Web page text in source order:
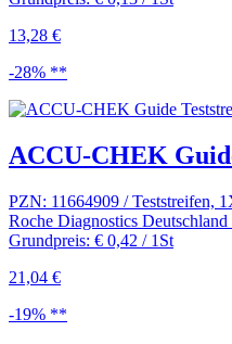
13,28 €
-28% **
ACCU-CHEK
PZN: 11664909 / Teststreifen,
Roche Diagnostics
Grundpreis: € 0,42 / 1St
21,04 €
-19% **